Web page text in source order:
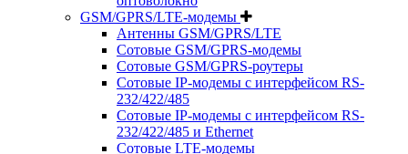
GSM/GPRS/LTE-модемы
Антенны GSM/GPRS/LTE
Сотовые GSM/GPRS-модемы
Сотовые GSM/GPRS-роутеры
Сотовые IP-модемы с интерфейсом RS-
232/422/485
Сотовые IP-модемы с интерфейсом RS-
232/422/485 и Ethernet
Сотовые LTE-модемы